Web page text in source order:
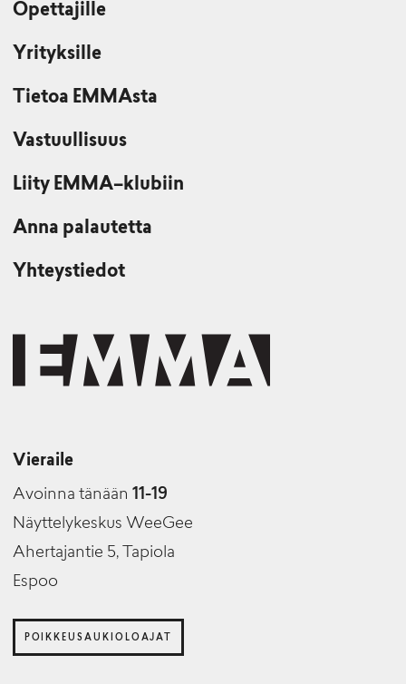
Opettajille
Yrityksille
Tietoa EMMAsta
Vastuullisuus
Liity EMMA–klubiin
Anna palautetta
Yhteystiedot
Vieraile
Avoinna tänään 11-19
Näyttelykeskus WeeGee
Ahertajantie 5, Tapiola
Espoo
POIKKEUSAUKIOLOAJAT